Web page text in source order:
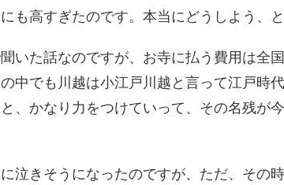
も高すぎたのです。本当にどうしよう、と
いた話なのですが、お寺に払う費用は全
の中でも川越は小江戸川越と言って江戸時
、かなり力をつけていって、その名残が
泣きそうになったのですが、ただ、その